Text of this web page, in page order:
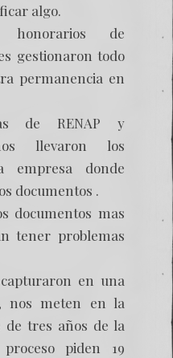
algo.
honorarios de
gestionaron todo
permanencia en
de RENAP y
llevaron los
empresa donde
documentos .
documentos mas
tener problemas
en una
nos meten en la
de tres años de la
piden 19